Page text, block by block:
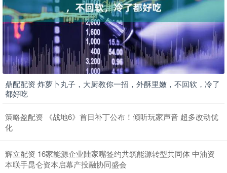
鼎配配资 炸萝卜丸子，大厨教你一招，外酥里嫩，不回软，冷了
都好吃
策略盈配资 《战地6》首日补丁公布！倾听玩家声音 超多改动优
化
辉立配资 16家能源企业陆家嘴签约共筑能源转型共同体 中油资
本联手昆仑资本启幕产投融协同盛会